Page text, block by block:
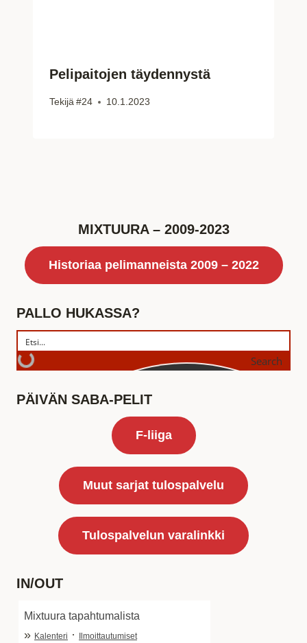
Pelipaitojen täydennystä
Tekijä#24 10.1.2023
MIXTUURA – 2009-2023
Historiaa pelimanneista 2009 – 2022
PALLO HUKASSA?
Search
PÄIVÄN SABA-PELIT
F-liiga
Muut sarjat tulospalvelu
Tulospalvelun varalinkki
IN/OUT
Mixtuura tapahtumalista
» Kalenteri · Ilmoittautumiset